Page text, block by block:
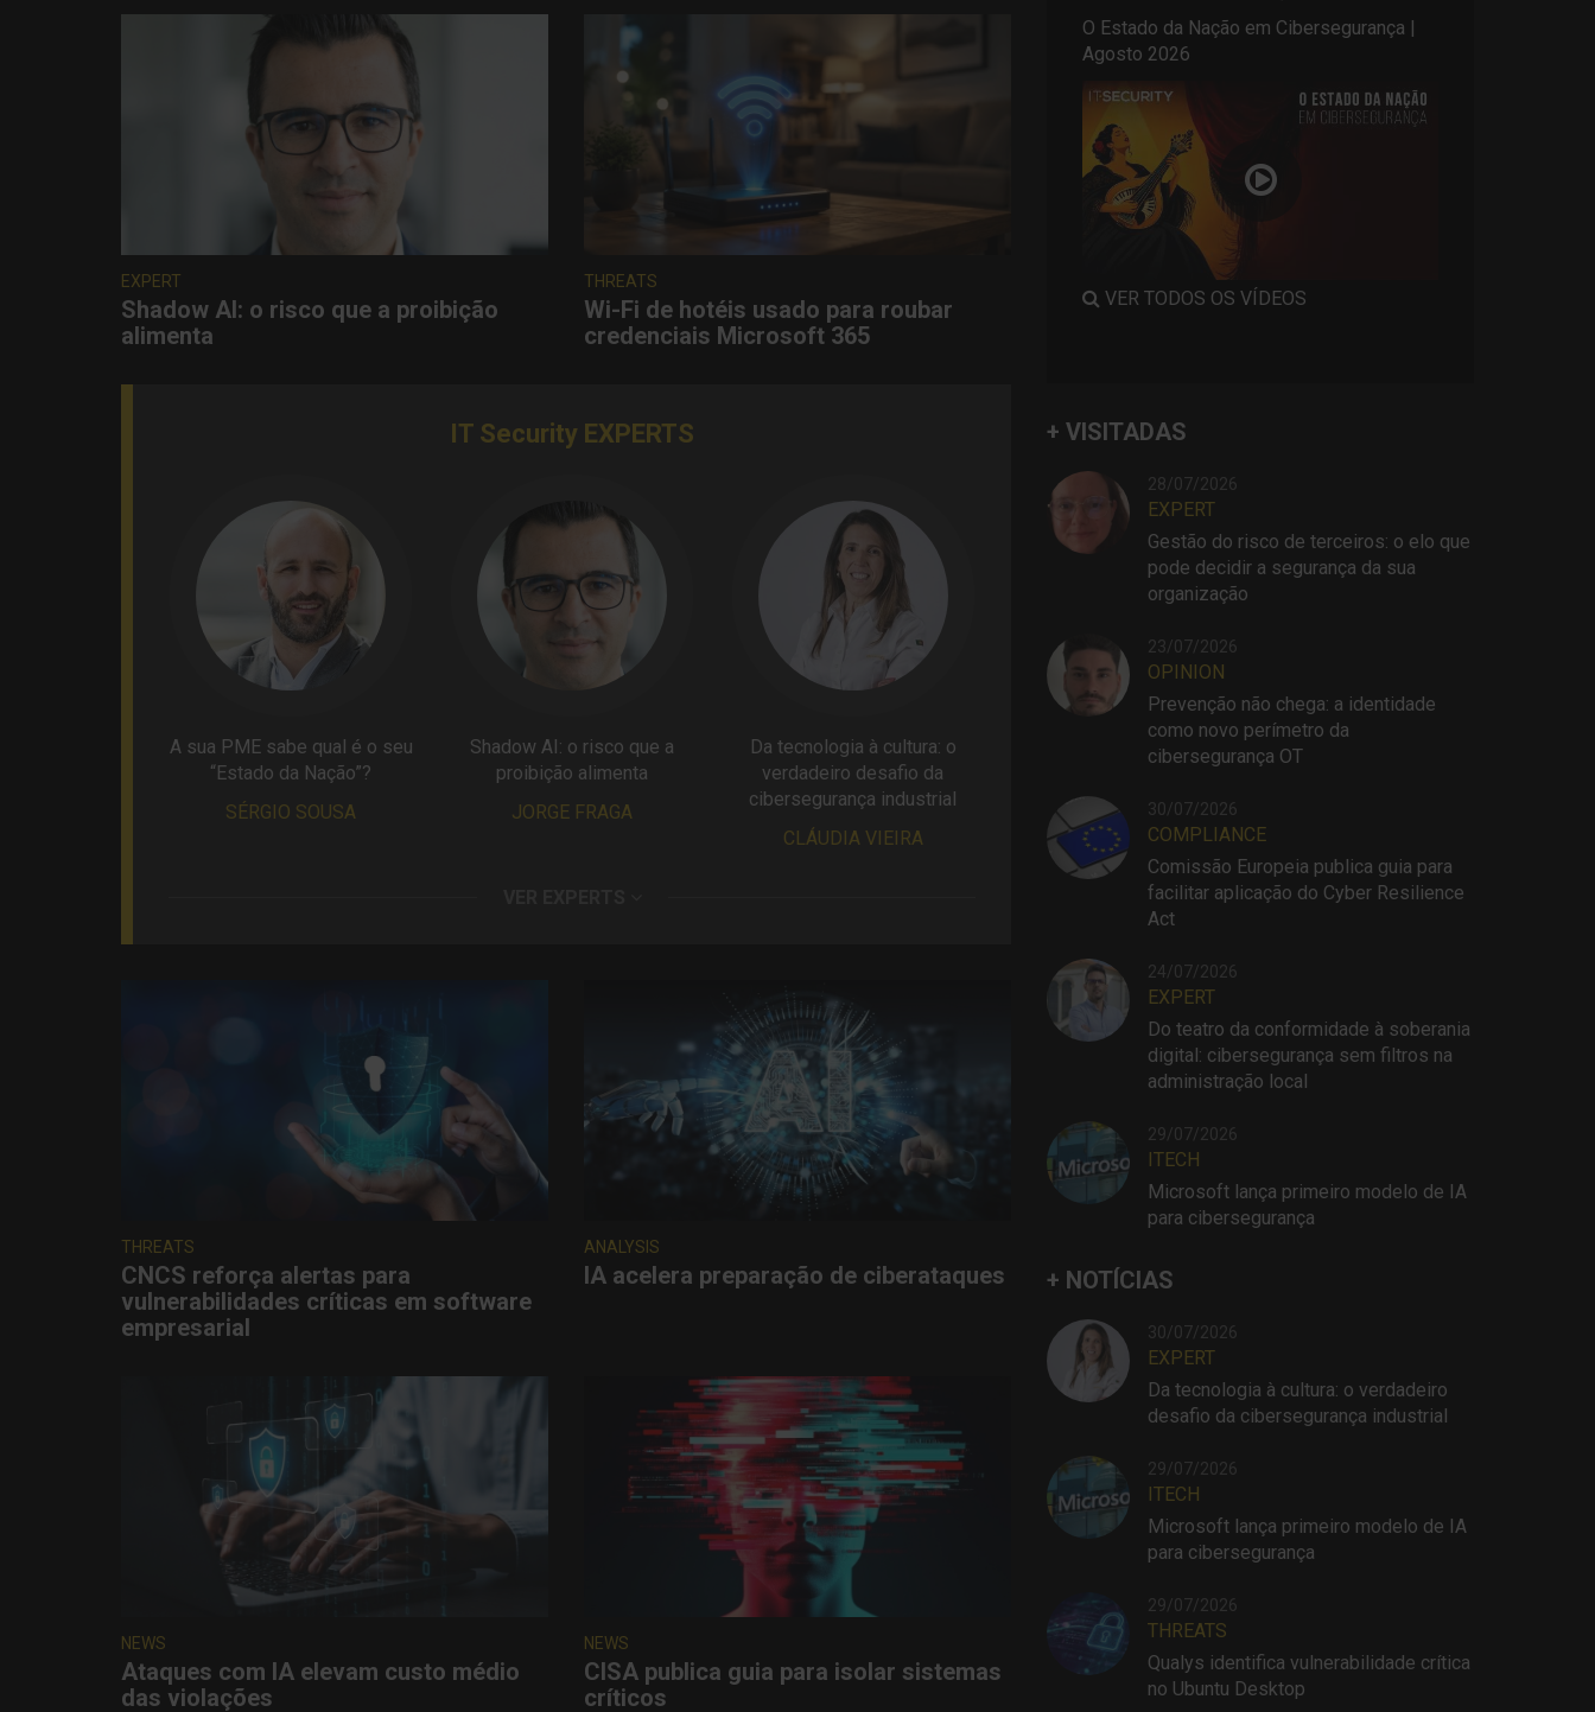
EXPERT
Shadow AI: o risco que a proibição
alimenta
THREATS
Wi-Fi de hotéis usado para roubar
credenciais Microsoft 365
IT Security EXPERTS
A sua PME sabe qual é o seu
“Estado da Nação”?
SÉRGIO SOUSA
Shadow AI: o risco que a
proibição alimenta
JORGE FRAGA
Da tecnologia à cultura: o
verdadeiro desafio da
cibersegurança industrial
CLÁUDIA VIEIRA
THREATS
CNCS reforça alertas para
vulnerabilidades críticas em software
empresarial
ANALYSIS
IA acelera preparação de ciberataques
NEWS
Ataques com IA elevam custo médio
das violações
NEWS
CISA publica guia para isolar sistemas
críticos
O Estado da Nação em Cibersegurança |
Agosto 2026
VER TODOS OS VÍDEOS
+ VISITADAS
28/07/2026
EXPERT
Gestão do risco de terceiros: o elo que
pode decidir a segurança da sua
organização
23/07/2026
OPINION
Prevenção não chega: a identidade
como novo perímetro da
cibersegurança OT
30/07/2026
COMPLIANCE
Comissão Europeia publica guia para
facilitar aplicação do Cyber Resilience
Act
24/07/2026
EXPERT
Do teatro da conformidade à soberania
digital: cibersegurança sem filtros na
administração local
29/07/2026
ITECH
Microsoft lança primeiro modelo de IA
para cibersegurança
+ NOTÍCIAS
30/07/2026
EXPERT
Da tecnologia à cultura: o verdadeiro
desafio da cibersegurança industrial
29/07/2026
ITECH
Microsoft lança primeiro modelo de IA
para cibersegurança
29/07/2026
THREATS
Qualys identifica vulnerabilidade crítica
no Ubuntu Desktop